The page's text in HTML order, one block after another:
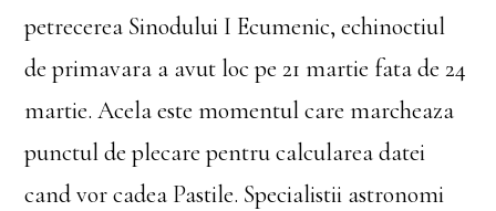
petrecerea Sinodului I Ecumenic, echinoctiul
de primavara a avut loc pe 21 martie fata de 24
martie. Acela este momentul care marcheaza
punctul de plecare pentru calcularea datei
cand vor cadea Pastile. Specialistii astronomi